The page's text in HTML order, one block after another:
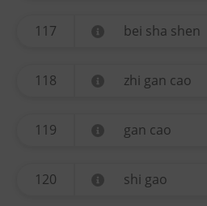
117 bei sha shen
118 zhi gan cao
119 gan cao
120 shi gao